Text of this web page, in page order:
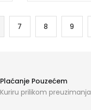
7 8 9
Plaćanje Pouzećem
Kuriru prilikom preuzimanja